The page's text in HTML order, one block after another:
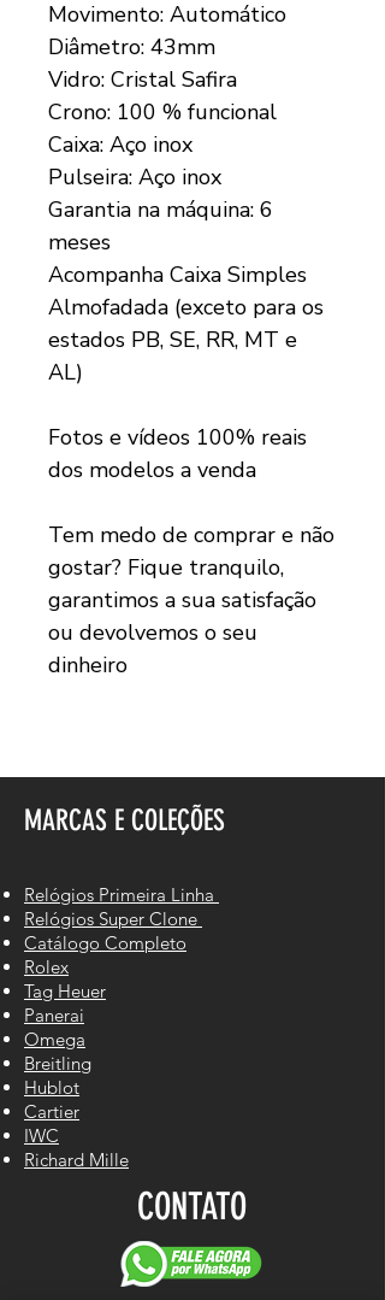
Movimento: Automático
Diâmetro: 43mm
Vidro: Cristal Safira
Crono: 100 % funcional
Caixa: Aço inox
Pulseira: Aço inox
Garantia na máquina: 6
meses
Acompanha Caixa Simples
Almofadada (exceto para os
estados PB, SE, RR, MT e
AL)
Fotos e vídeos 100% reais
dos modelos a venda
Tem medo de comprar e não
gostar? Fique tranquilo,
garantimos a sua satisfação
ou devolvemos o seu
dinheiro
MARCAS E COLEÇÕES
Relógios Primeira Linha
Relógios Super Clone
Catálogo Completo
Rolex
Tag Heuer
Panerai
Omega
Breitling
Hublot
Cartier
IWC
Richard Mille
CONTATO